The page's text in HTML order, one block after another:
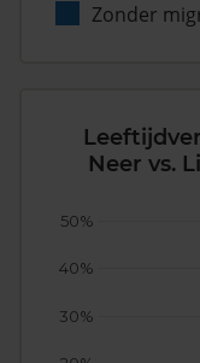
Zonder
Neer vs.
30%
40%
50%